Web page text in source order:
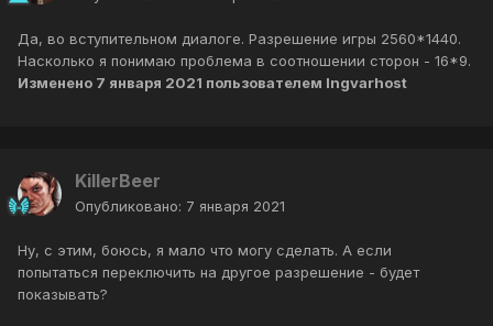
Да, во вступительном диалоге. Разрешение игры 2560*1440.
Насколько я понимаю проблема в соотношении сторон - 16*9.
Изменено 7 января 2021 пользователем Ingvarhost
KillerBeer
Опубликовано: 7 января 2021
Ну, с этим, боюсь, я мало что могу сделать. А если
попытаться переключить на другое разрешение - будет
показывать?